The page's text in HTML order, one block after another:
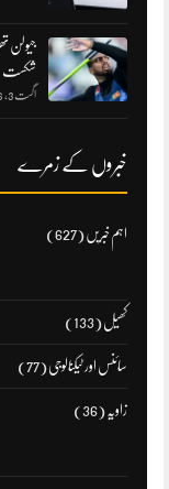
جیولن
شکست
اگست 3, 2026
خبروں کے زمرے
اہم خبریں(627)
کھیل(133)
سائنس اور ٹیکنالوجی(77)
زاویہ (36)